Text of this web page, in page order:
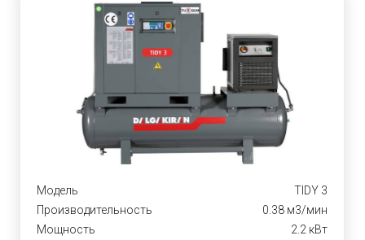
Модель
TIDY 3
Производительность
0.38 м3/мин
Мощность
2.2 кВт